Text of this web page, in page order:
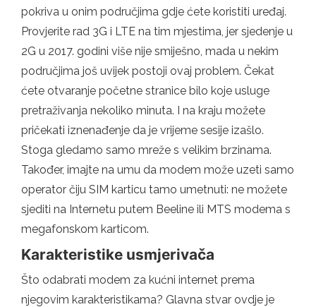
pokriva u onim područjima gdje ćete koristiti uređaj.
Provjerite rad 3G i LTE na tim mjestima, jer sjedenje u
2G u 2017. godini više nije smiješno, mada u nekim
područjima još uvijek postoji ovaj problem. Čekat
ćete otvaranje početne stranice bilo koje usluge
pretraživanja nekoliko minuta. I na kraju možete
pričekati iznenađenje da je vrijeme sesije izašlo.
Stoga gledamo samo mreže s velikim brzinama.
Također, imajte na umu da modem može uzeti samo
operator čiju SIM karticu tamo umetnuti: ne možete
sjediti na Internetu putem Beeline ili MTS modema s
megafonskom karticom.
Karakteristike usmjerivača
Što odabrati modem za kućni internet prema
njegovim karakteristikama? Glavna stvar ovdje je